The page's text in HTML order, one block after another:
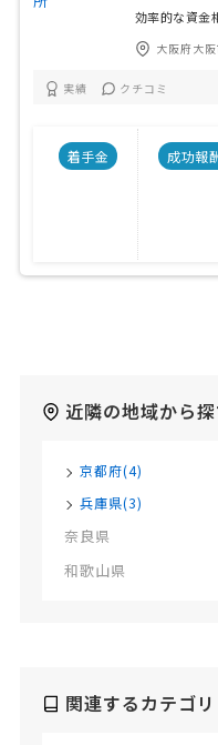
効率的な資金
大阪府大
実績 クチコミ
着手金 成功報
近隣の地域から
京都府(4)
兵庫県(3)
奈良県
和歌山県
関連するカテゴリ